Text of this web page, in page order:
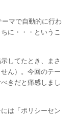
マで自動的に行わ
に・・・というこ
してたとき、まさ
ん）。今回のテー
きだと痛感しまし
は「ポリシーセン